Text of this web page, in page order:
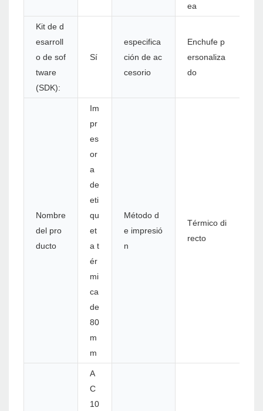
ea
Kit de d
esarroll
o de sof
tware
(SDK):
Sí
especifica
ción de ac
cesorio
Enchufe p
ersonaliza
do
Nombre
del pro
ducto
Im
pr
es
or
a
de
eti
qu
et
a t
ér
mi
ca
de
80
m
m
Método d
e impresió
n
Térmico di
recto
A
C
10